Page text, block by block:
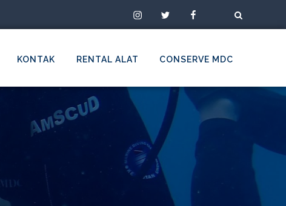
InstagramTwitterFacebookTikTok
KONTAK RENTAL ALAT CONSERVE MDC